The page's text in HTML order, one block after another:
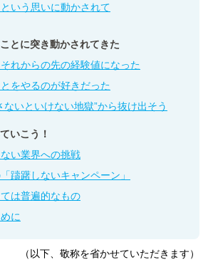
いう思いに動かされて
とに突き動かされてきた
れからの先の経験値になった
をやるのが好きだった
ないといけない地獄”から抜け出そう
いこう！
い業界への挑戦
躊躇しないキャンペーン」
は普遍的なもの
に
（以下、敬称を省かせていただきます）